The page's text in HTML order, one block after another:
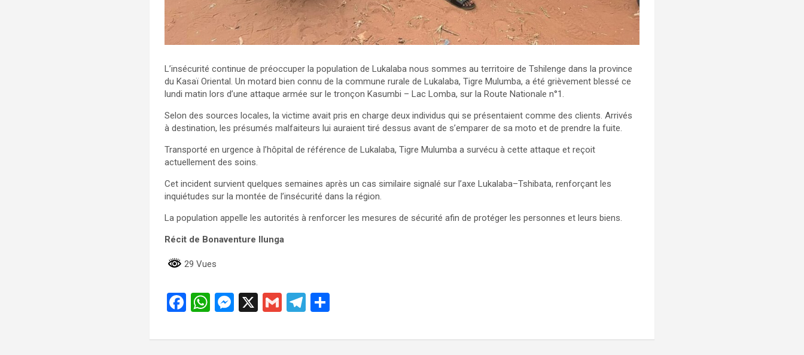
L’insécurité continue de préoccuper la population de Lukalaba nous sommes au territoire de Tshilenge dans la province
du Kasaï Oriental. Un motard bien connu de la commune rurale de Lukalaba, Tigre Mulumba, a été grièvement blessé ce
lundi matin lors d’une attaque armée sur le tronçon Kasumbi – Lac Lomba, sur la Route Nationale n°1.
Selon des sources locales, la victime avait pris en charge deux individus qui se présentaient comme des clients. Arrivés
à destination, les présumés malfaiteurs lui auraient tiré dessus avant de s’emparer de sa moto et de prendre la fuite.
Transporté en urgence à l’hôpital de référence de Lukalaba, Tigre Mulumba a survécu à cette attaque et reçoit
actuellement des soins.
Cet incident survient quelques semaines après un cas similaire signalé sur l’axe Lukalaba–Tshibata, renforçant les
inquiétudes sur la montée de l’insécurité dans la région.
La population appelle les autorités à renforcer les mesures de sécurité afin de protéger les personnes et leurs biens.
Récit de Bonaventure Ilunga
29 Vues
F
ce
W
at
M
se
X
G
ail
T
e
ta